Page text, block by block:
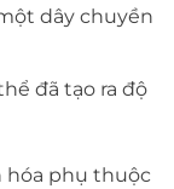
dây chuyền
đã tạo ra độ
hóa phụ thuộc